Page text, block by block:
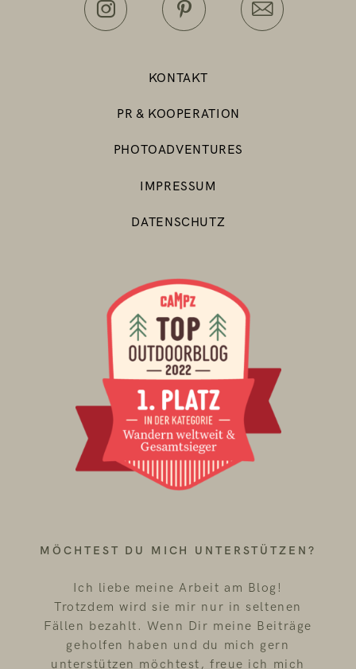
MÖCHTEST DU MICH UNTERSTÜTZEN?
KONTAKT
PR & KOOPERATION
PHOTOADVENTURES
IMPRESSUM
DATENSCHUTZ
Ich liebe meine Arbeit am Blog!
Trotzdem wird sie mir nur in seltenen
Fällen bezahlt. Wenn Dir meine Beiträge
geholfen haben und du mich gern
unterstützen möchtest, freue ich mich